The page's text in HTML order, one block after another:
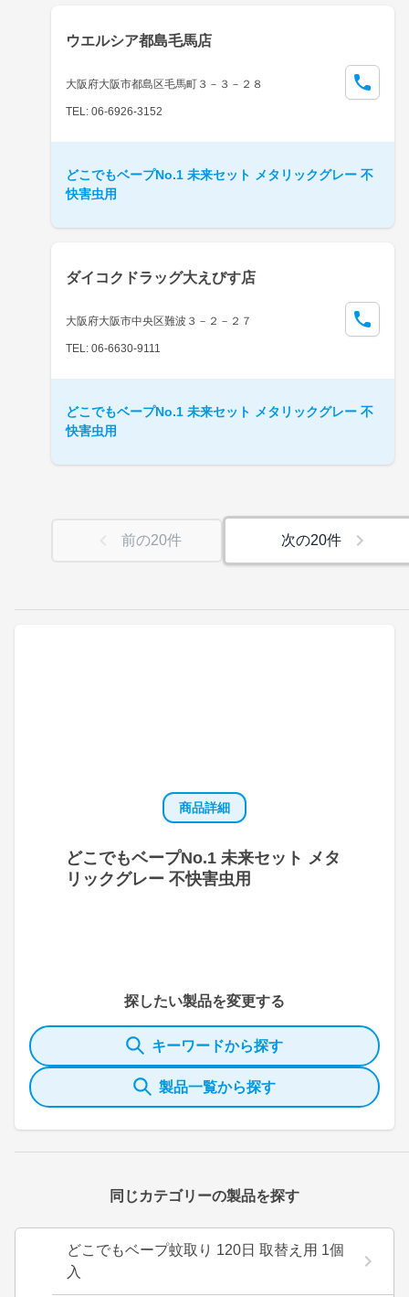
商品詳細
どこでもベープNo.1 未来セット メタ
リックグレー 不快害虫用
探したい製品を変更する
キーワードから探す
製品一覧から探す
同じカテゴリーの製品を探す
どこでもベープ蚊取り 120日 取替え用 1個
入
ウエルシア都島毛馬店
大阪府大阪市都島区毛馬町３－３－２８
TEL: 06-6926-3152
どこでもベープNo.1 未来セット メタリックグレー 不
快害虫用
ダイコクドラッグ大えびす店
大阪府大阪市中央区難波３－２－２７
TEL: 06-6630-9111
どこでもベープNo.1 未来セット メタリックグレー 不
快害虫用
前の20件 次の20件